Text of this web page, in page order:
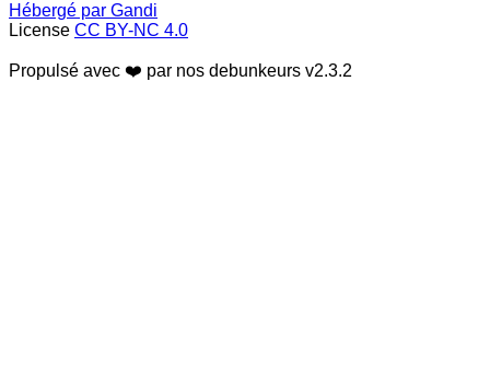
Hébergé par Gandi
License CC BY-NC 4.0
Propulsé avec ❤️ par nos debunkeurs v2.3.2